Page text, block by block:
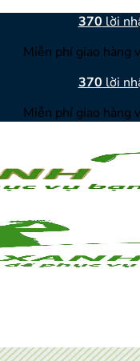
370 lời
Miễn phí giao
370 lời
Miễn phí giao